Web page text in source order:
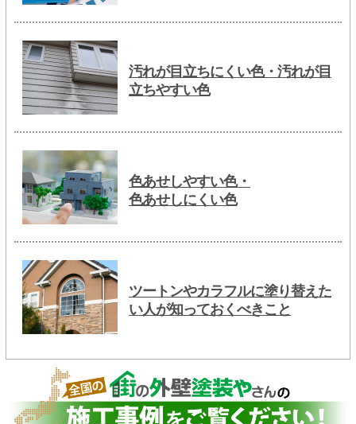
汚れが目立ちにくい色・汚れが目
立ちやすい色
色あせしやすい色・
色あせしにくい色
ツートンやカラフルに塗り替えた
い人が知っておくべきこと